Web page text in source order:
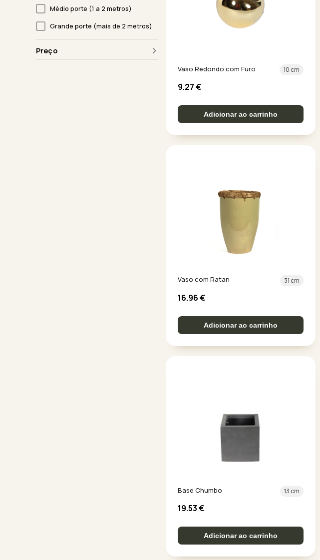
Médio porte (1 a 2 metros)
Grande porte (mais de 2 metros)
Preço
Vaso Redondo com Furo 10 cm
9.27€
Adicionar ao carrinho
Vaso com Ratan 31 cm
16.96€
Adicionar ao carrinho
Base Chumbo 13 cm
19.53€
Adicionar ao carrinho